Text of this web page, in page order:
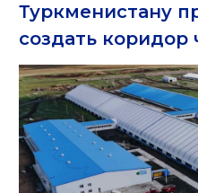
Туркменистану
создать коридор